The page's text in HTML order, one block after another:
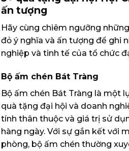
ấn tượng
Hãy cùng chiêm ngưỡng
đỏ ý nghĩa và ấn tượng để ghi
nghiệp và tinh tế của tổ chức
Bộ ấm chén Bát Tràng
Bộ ấm chén Bát Tràng là một
quà tặng đại hội và doanh
tính thân thuộc và giá trị sử
hàng ngày. Với sự gắn kết với
phòng, bộ ấm chén thường